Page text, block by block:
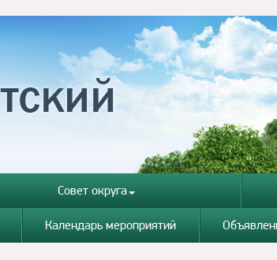
Совет округа
Календарь мероприятий